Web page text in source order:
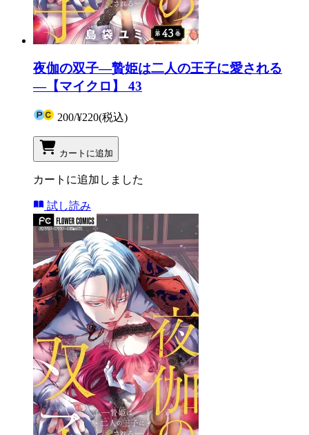
夜伽の双子―贄姫は二人の王子に愛される
―【マイクロ】 43
200/¥220(税込)
カートに追加
カートに追加しました
試し読み